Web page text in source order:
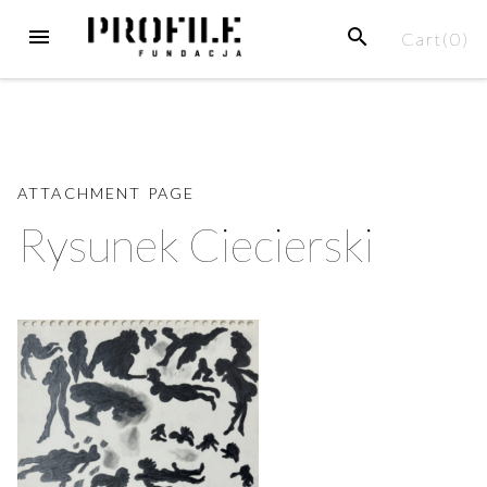
content
MENU Cart(0)
SEARCH
ATTACHMENT PAGE
Rysunek Ciecierski